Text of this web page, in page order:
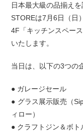
日本最大級の品揃え
STOREは7月6日（日
4F「キッチンスペー
いたします。
当日は、以下の3つの
● ガレージセール
● グラス展示販売（
ィロー）
● クラフトジン＆ボ